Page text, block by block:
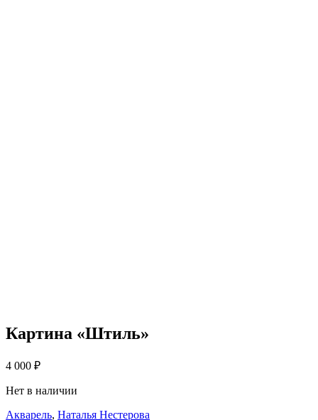
Картина «Штиль»
4 000 ₽
Нет в наличии
Акварель, Наталья Нестерова